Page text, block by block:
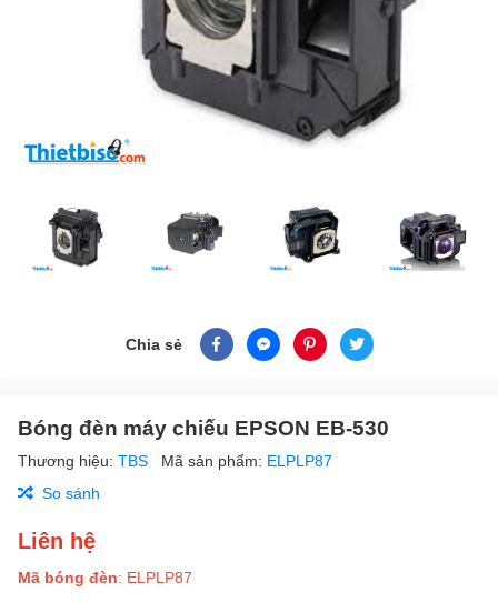
Chia sẻ
Bóng đèn máy chiếu EPSON EB-530
Thương hiệu: TBS Mã sản phẩm: ELPLP87
So sánh
Liên hệ
Mã bóng đèn: ELPLP87